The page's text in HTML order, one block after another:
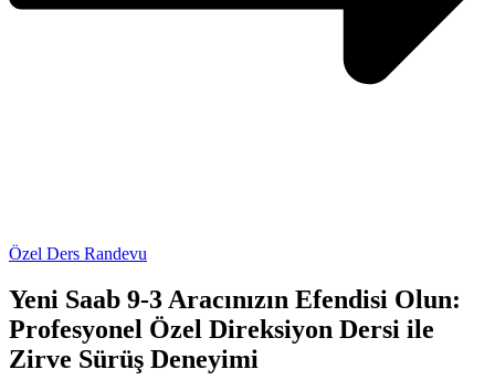
Özel Ders Randevu
Yeni Saab 9-3 Aracınızın Efendisi Olun:
Profesyonel Özel Direksiyon Dersi ile
Zirve Sürüş Deneyimi